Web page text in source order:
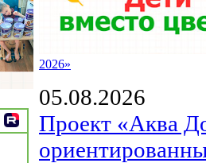
2026»
05.08.2026
Проект «Аква